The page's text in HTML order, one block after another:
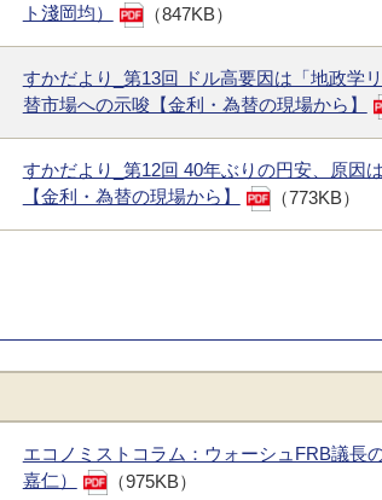
ト淺岡均）
（847KB）
すかだより_第13回 ドル高要因は「地政学
替市場への示唆【金利・為替の現場から】
すかだより_第12回 40年ぶりの円安、原因
【金利・為替の現場から】
（773KB）
エコノミストコラム：ウォーシュFRB議長
嘉仁）
（975KB）